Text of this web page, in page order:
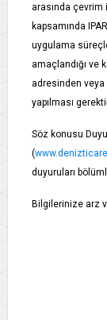
arasında
kapsamında
uygulama
amaçlandığı ve
adresinden
yapılması
Söz konusu
(
duyuruları
Bilgilerinize arz